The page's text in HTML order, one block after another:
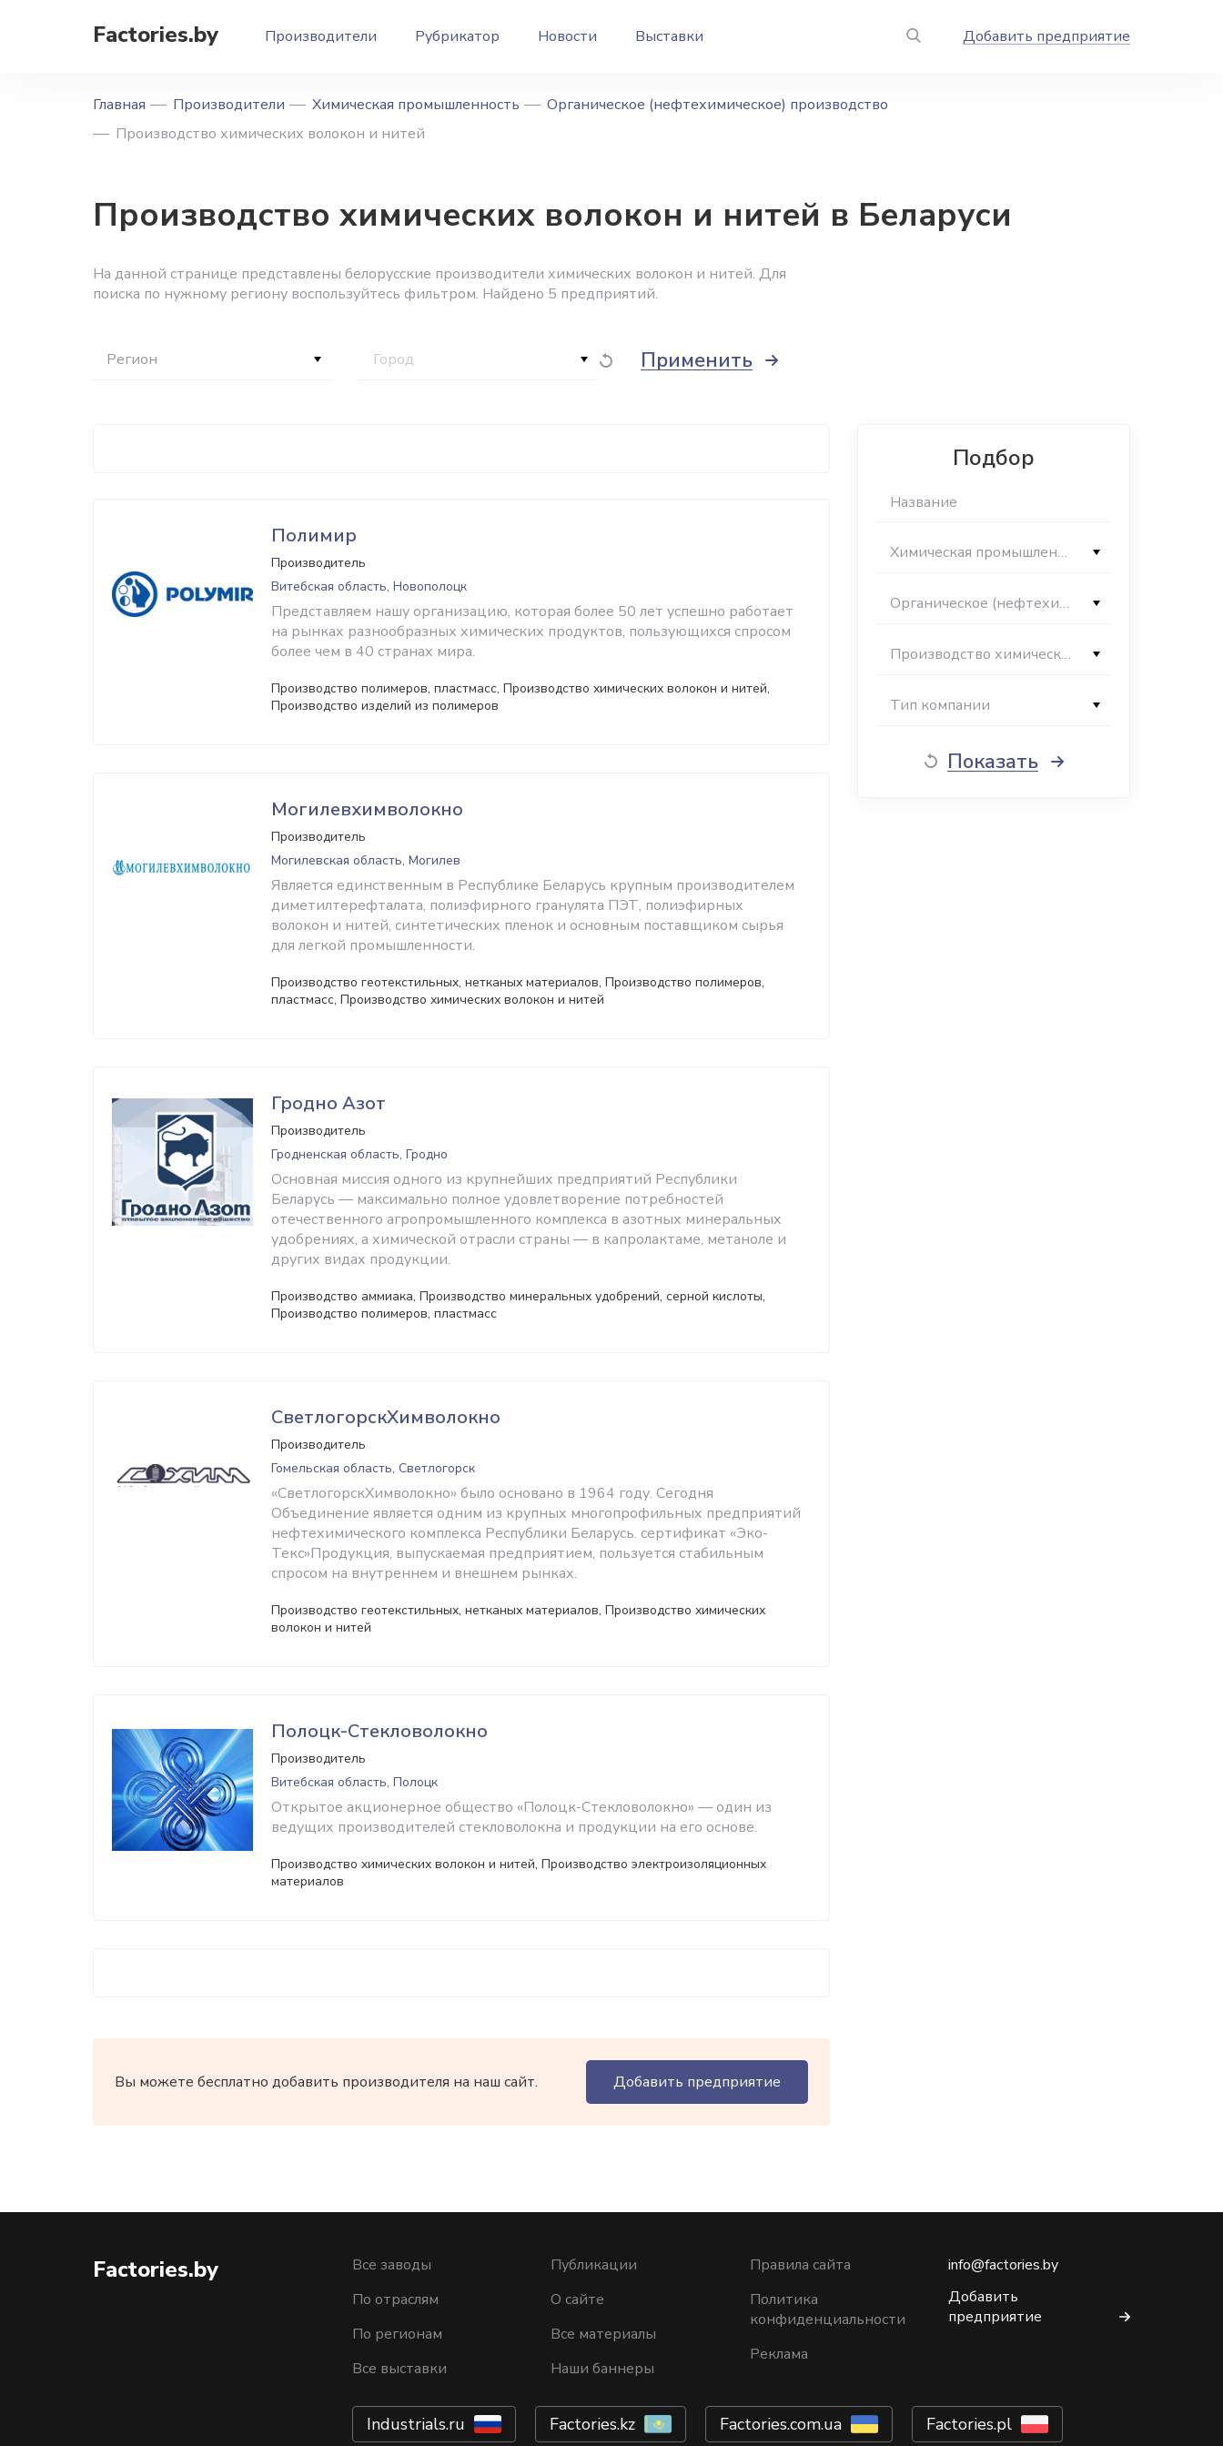
Factories.by Производители Рубрикатор Новости Выставки Добавить предприятие
Главная Производители Химическая промышленность
Органическое (нефтехимическое) производство
Производство химических волокон и нитей
Производство химических волокон и нитей в Беларуси
На данной странице представлены белорусские производители химических волокон и нитей. Для
поиска по нужному региону воспользуйтесь фильтром. Найдено 5 предприятий.
Регион Город Применить
Полимир
Производитель
Витебская область, Новополоцк
Представляем нашу организацию, которая более 50 лет успешно работает
на рынках разнообразных химических продуктов, пользующихся спросом
более чем в 40 странах мира.
Производство полимеров, пластмасс, Производство химических волокон и нитей,
Производство изделий из полимеров
Могилевхимволокно
Производитель
Могилевская область, Могилев
Является единственным в Республике Беларусь крупным производителем
диметилтерефталата, полиэфирного гранулята ПЭТ, полиэфирных
волокон и нитей, синтетических пленок и основным поставщиком сырья
для легкой промышленности.
Производство геотекстильных, нетканых материалов, Производство полимеров,
пластмасс, Производство химических волокон и нитей
Гродно Азот
Производитель
Гродненская область, Гродно
Основная миссия одного из крупнейших предприятий Республики
Беларусь — максимально полное удовлетворение потребностей
отечественного агропромышленного комплекса в азотных минеральных
удобрениях, а химической отрасли страны — в капролактаме, метаноле и
других видах продукции.
Производство аммиака, Производство минеральных удобрений, серной кислоты,
Производство полимеров, пластмасс
СветлогорскХимволокно
Производитель
Гомельская область, Светлогорск
«СветлогорскХимволокно» было основано в 1964 году. Сегодня
Объединение является одним из крупных многопрофильных предприятий
нефтехимического комплекса Республики Беларусь. сертификат «Эко-
Текс»Продукция, выпускаемая предприятием, пользуется стабильным
спросом на внутреннем и внешнем рынках.
Производство геотекстильных, нетканых материалов, Производство химических
волокон и нитей
Полоцк-Стекловолокно
Производитель
Витебская область, Полоцк
Открытое акционерное общество «Полоцк-Стекловолокно» — один из
ведущих производителей стекловолокна и продукции на его основе.
Производство химических волокон и нитей, Производство электроизоляционных
материалов
Вы можете бесплатно добавить производителя на наш сайт. Добавить предприятие
Подбор
Химическая промышленность
Органическое (нефтехимическое) производство
Производство химических волокон и нитей
Тип компании
Показать
Factories.by
Все заводы
По отраслям
По регионам
Все выставки
Публикации
О сайте
Все материалы
Наши баннеры
Правила сайта
Политика
конфиденциальности
Реклама
info@factories.by
Добавить
предприятие
Industrials.ru Factories.kz Factories.com.ua Factories.pl